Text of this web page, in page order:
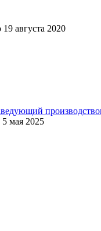
19 августа 2020
5 мая 2025